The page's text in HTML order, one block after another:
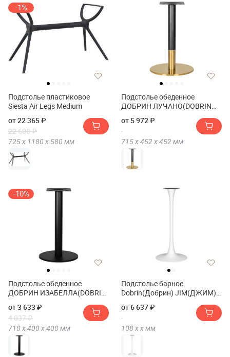
-1%
Подстолье пластиковое
Siesta Air Legs Medium
от 22 365 ₽
22 600 ₽
725 х 1180 х 580 мм
Подстолье обеденное
ДОБРИН ЛУЧАНО(DOBRIN
от 5 972 ₽
715 х452 х452 мм
-10%
Подстолье обеденное
ДОБРИН ИЗАБЕЛЛА(DOBRIN
от 3 633 ₽
4 037 ₽
710 х400 х400 мм
Подстолье барное
Dobrin(Добрин) JIM(ДЖИМ)
HIGH(ХАЙ)/LMS-6655H
от 6 637 ₽
108 ххмм